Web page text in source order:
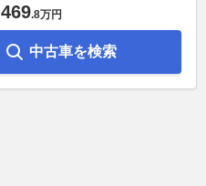
469.8万円
中古車を検索